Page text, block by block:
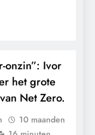
onzin”: Ivor
het grote
Net Zero.
10 maanden